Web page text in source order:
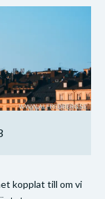
kopplat till om vi